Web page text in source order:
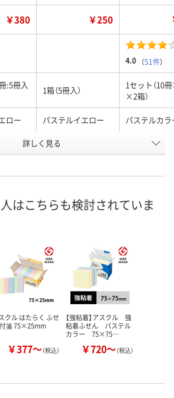
￥380 ￥250
4.0 （51件）
:5冊入
1箱（5冊入）
1セット（10冊
×2箱）
ロー パステルイエロー パステルカラ
50×15ｍｍ 50×15mm
ゴへ
数量
カゴへ
数量
詳しく見る
はこちらも検討されていま
クル はたらく ふせ
箋 75×25mm
￥377～（税込）
【強粘着】アスクル 強
粘着ふせん パステル
カラー 75×75…
￥720～（税込）